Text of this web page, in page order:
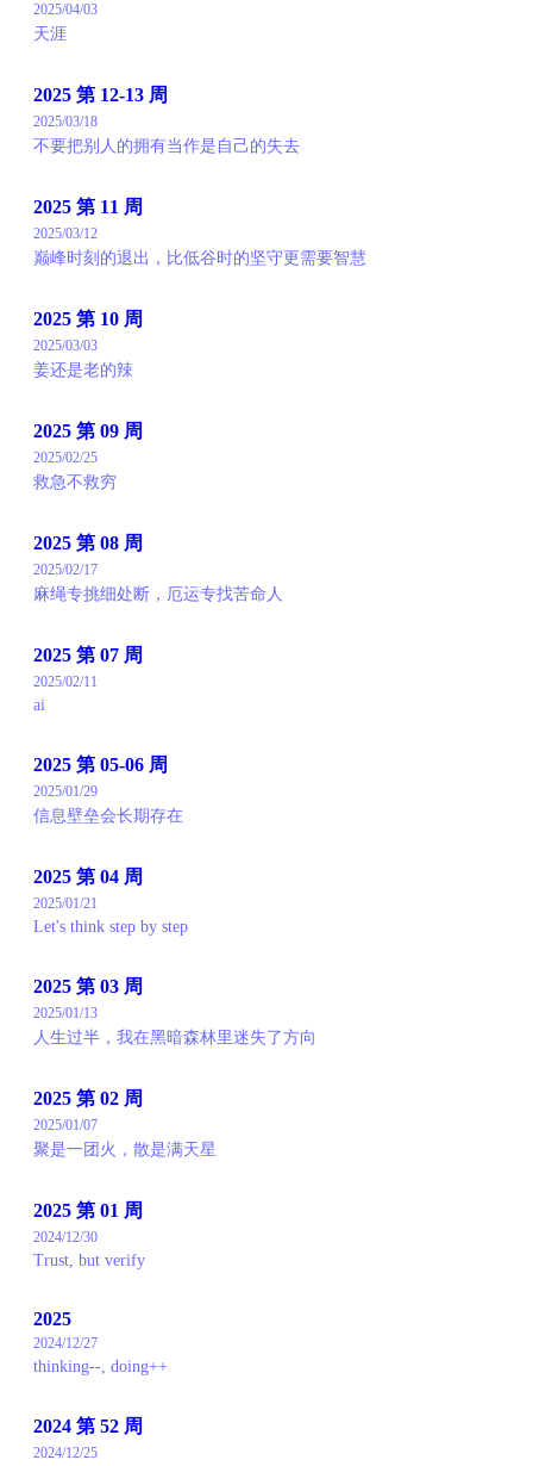
2025/04/03
天涯
2025 第 12-13 周
2025/03/18
不要把别人的拥有当作是自己的失去
2025 第 11 周
2025/03/12
巅峰时刻的退出，比低谷时的坚守更需要智慧
2025 第 10 周
2025/03/03
姜还是老的辣
2025 第 09 周
2025/02/25
救急不救穷
2025 第 08 周
2025/02/17
麻绳专挑细处断，厄运专找苦命人
2025 第 07 周
2025/02/11
ai
2025 第 05-06 周
2025/01/29
信息壁垒会长期存在
2025 第 04 周
2025/01/21
Let's think step by step
2025 第 03 周
2025/01/13
人生过半，我在黑暗森林里迷失了方向
2025 第 02 周
2025/01/07
聚是一团火，散是满天星
2025 第 01 周
2024/12/30
Trust, but verify
2025
2024/12/27
thinking--, doing++
2024 第 52 周
2024/12/25